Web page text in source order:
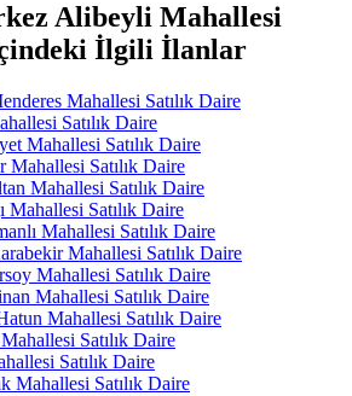
Alibeyli Mahallesi
İlgili İlanlar
Mahallesi Satılık Daire
Satılık Daire
Mahallesi Satılık Daire
Mahallesi Satılık Daire
Mahallesi Satılık Daire
Mahallesi Satılık Daire
Mahallesi Satılık Daire
Mahallesi Satılık Daire
Mahallesi Satılık Daire
Mahallesi Satılık Daire
Mahallesi Satılık Daire
Satılık Daire
Satılık Daire
Mahallesi Satılık Daire